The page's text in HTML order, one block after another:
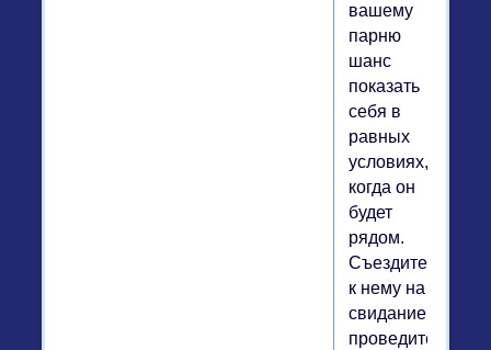
вашему
парню
шанс
показать
себя в
равных
условиях,
когда он
будет
рядом.
Съездите
к нему на
свидание,
проведите